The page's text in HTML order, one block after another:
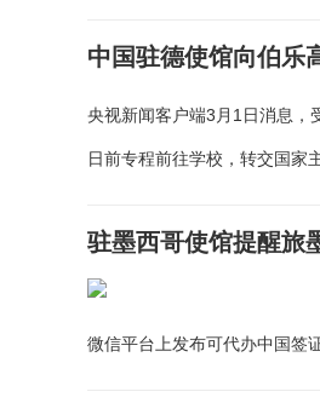
中国驻德使馆向伯乐
央视新闻客户端3月1日消息，
日前专程前往学校，转交国家
驻墨西哥使馆提醒旅
微信平台上发布可代办中国签